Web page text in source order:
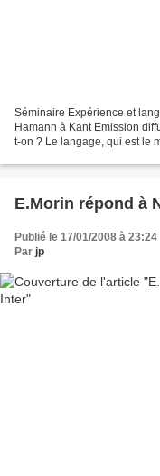
Séminaire Expérience et
Hamann à Kant Emission
t-on ? Le langage, qui est le
E.Morin répond à
Publié le 17/01/2008 à 23:24
Par jp